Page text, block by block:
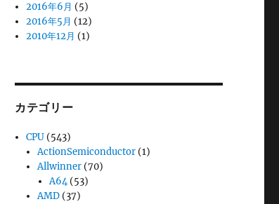
2016年6月 (5)
2016年5月 (12)
2010年12月 (1)
カテゴリー
CPU (543)
ActionSemiconductor (1)
Allwinner (70)
A64(53)
AMD (37)